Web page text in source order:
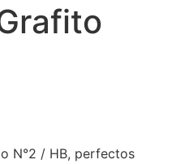
N°2 / HB, perfectos